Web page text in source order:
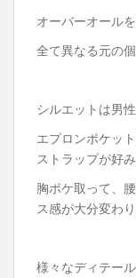
オーバーオール
全て異なる元の
シルエットは男
エプロンポケッ
ストラップが好
胸ポケ取って、
ス感が大分変わり
様々なディテー